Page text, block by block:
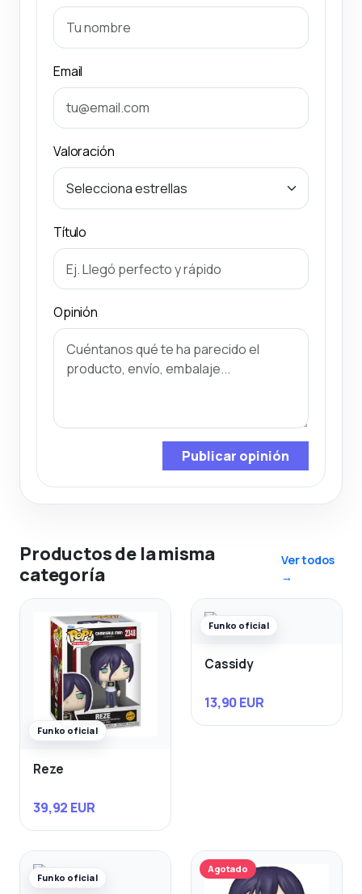
Email
Valoración
Título
Opinión
Publicar opinión
Productos de la misma
categoría
Ver todos
→
Funko oficial
Reze
39,92 EUR
Funko oficial
Cassidy
13,90 EUR
Funko oficial
Agotado